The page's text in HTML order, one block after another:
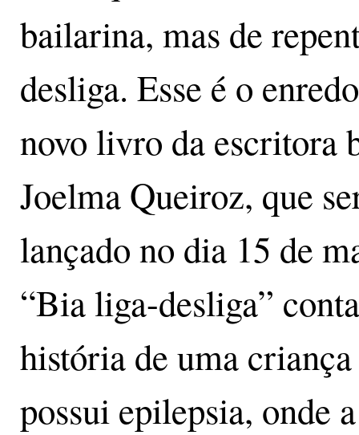
bailarina, mas de
desliga. Esse é o
novo livro da escritora
Joelma Queiroz, que
lançado no dia 15 de
“Bia liga-desliga”
história de uma
possui epilepsia, onde